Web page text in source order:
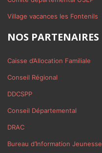
Village vacances les Fontenils
NOS PARTENAIRES
Caisse d’Allocation Familiale
Conseil Régional
DDCSPP
Conseil Départemental
DRAC
Bureau d’Information Jeunesse